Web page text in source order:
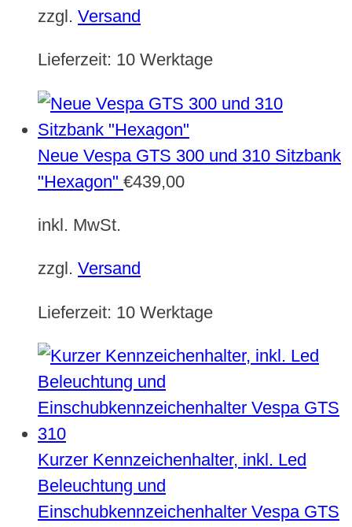
zzgl. Versand
Lieferzeit: 10 Werktage
Neue Vespa GTS 300 und 310 Sitzbank
"Hexagon" €439,00
inkl. MwSt.
zzgl. Versand
Lieferzeit: 10 Werktage
Kurzer Kennzeichenhalter, inkl. Led
Beleuchtung und
Einschubkennzeichenhalter Vespa GTS